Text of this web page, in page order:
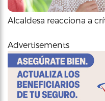
Alcaldesa reacciona a
Advertisements